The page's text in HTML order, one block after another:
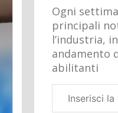
Ogni
principali
l’industria,
andamento
abilitanti
aziendale